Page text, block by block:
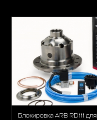
Блокировка ARB RD111